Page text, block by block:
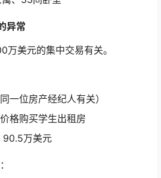
异常
美元的集中交易有关。
一位房产经纪人有关）
格购买学生出租房
90.5万美元